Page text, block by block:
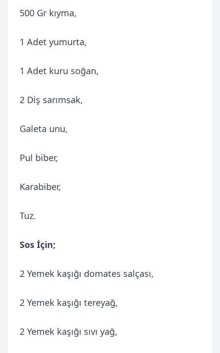
500 Gr kıyma,
1 Adet yumurta,
1 Adet kuru soğan,
2 Diş sarımsak,
Galeta unu,
Pul biber,
Karabiber,
Tuz.
Sos İçin;
2 Yemek kaşığı domates salçası,
2 Yemek kaşığı tereyağ,
2 Yemek kaşığı sıvı yağ,